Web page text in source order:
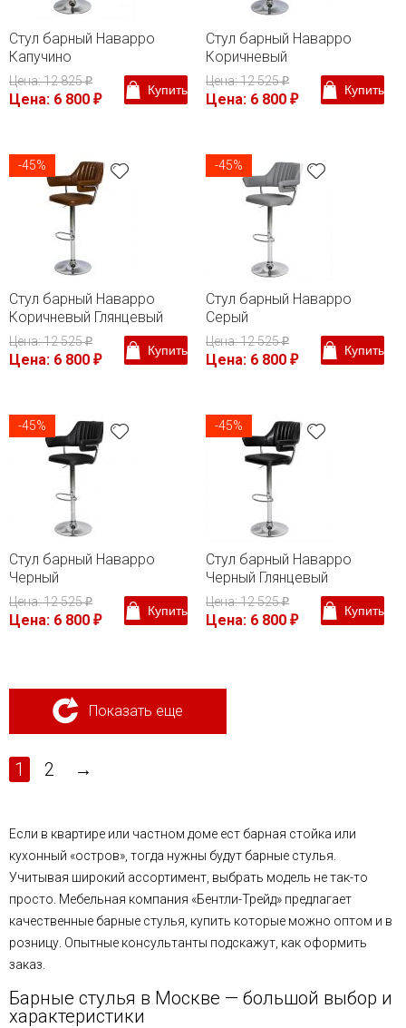
Стул барный Наварро
Капучино
Цена: 12 825₽
Цена: 6 800 ₽
Купить
Стул барный Наварро
Коричневый
Цена: 12 525₽
Цена: 6 800₽
Купить
-45%
Стул барный Наварро
Коричневый Глянцевый
Цена: 12 525₽
Цена: 6 800 ₽
Купить
-45%
Стул барный Наварро
Серый
Цена: 12 525₽
Цена: 6 800₽
Купить
-45%
Стул барный Наварро
Черный
Цена: 12 525₽
Цена: 6 800 ₽
Купить
-45%
Стул барный Наварро
Черный Глянцевый
Цена: 12 525₽
Цена: 6 800₽
Купить
Показать еще
1 2 →
Если в квартире или частном доме ест барная стойка или
кухонный «остров», тогда нужны будут барные стулья.
Учитывая широкий ассортимент, выбрать модель не так-то
просто. Мебельная компания «Бентли-Трейд» предлагает
качественные барные стулья, купить которые можно оптом и в
розницу. Опытные консультанты подскажут, как оформить
заказ.
Барные стулья в Москве — большой выбор и
характеристики